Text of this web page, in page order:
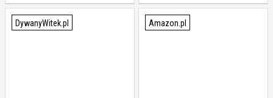
wielokolorowa, 0,1 x 360 x 255
cm
DywanyWitek.pl Amazon.pl